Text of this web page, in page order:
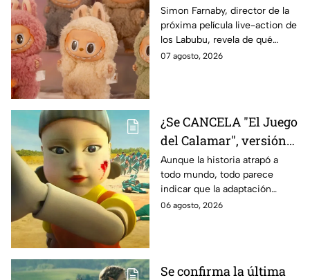
Labubu: de qué tratará
y cuándo se estrena
Simon Farnaby, director de la
próxima película live-action de
los Labubu, revela de qué
tratará la cinta. Aquí te
07 agosto, 2026
¿Se CANCELA "El Juego
del Calamar", versión
Estados Unidos? Esto
es lo que se sabe al
momento
Aunque la historia atrapó a
todo mundo, todo parece
indicar que la adaptación
podría ser cancelada:
06 agosto, 2026
Se confirma la última